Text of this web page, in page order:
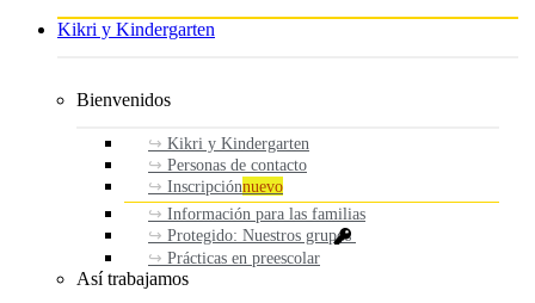
Kikri y Kindergarten
Bienvenidos
Kikri y Kindergarten
Personas de contacto
Inscripciónnuevo
Información para las familias
Protegido: Nuestros grupos
Prácticas en preescolar
Así trabajamos